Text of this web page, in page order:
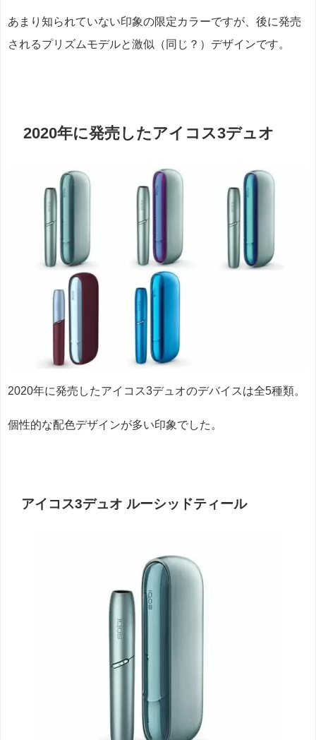
あまり知られていない印象の限定カラーですが、後に発売
されるプリズムモデルと激似（同じ？）デザインです。
2020年に発売したアイコス3デュオ
2020年に発売したアイコス3デュオのデバイスは全5種類。
個性的な配色デザインが多い印象でした。
アイコス3デュオ ルーシッドティール